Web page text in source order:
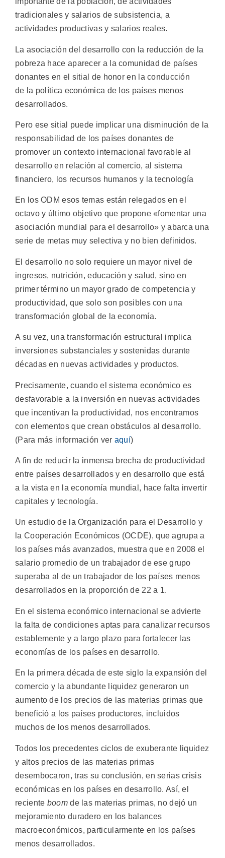
tradicionales y salarios de subsistencia, a
actividades productivas y salarios reales.
La asociación del desarrollo con la reducción de la
pobreza hace aparecer a la comunidad de países
donantes en el sitial de honor en la conducción
de la política económica de los países menos
desarrollados.
Pero ese sitial puede implicar una disminución de la
responsabilidad de los países donantes de
promover un contexto internacional favorable al
desarrollo en relación al comercio, al sistema
financiero, los recursos humanos y la tecnología
En los ODM esos temas están relegados en el
octavo y último objetivo que propone «fomentar una
asociación mundial para el desarrollo» y abarca una
serie de metas muy selectiva y no bien definidos.
El desarrollo no solo requiere un mayor nivel de
ingresos, nutrición, educación y salud, sino en
primer término un mayor grado de competencia y
productividad, que solo son posibles con una
transformación global de la economía.
A su vez, una transformación estructural implica
inversiones substanciales y sostenidas durante
décadas en nuevas actividades y productos.
Precisamente, cuando el sistema económico es
desfavorable a la inversión en nuevas actividades
que incentivan la productividad, nos encontramos
con elementos que crean obstáculos al desarrollo.
(Para más información ver aquí)
A fin de reducir la inmensa brecha de productividad
entre países desarrollados y en desarrollo que está
a la vista en la economía mundial, hace falta invertir
capitales y tecnología.
Un estudio de la Organización para el Desarrollo y
la Cooperación Económicos (OCDE), que agrupa a
los países más avanzados, muestra que en 2008 el
salario promedio de un trabajador de ese grupo
superaba al de un trabajador de los países menos
desarrollados en la proporción de 22 a 1.
En el sistema económico internacional se advierte
la falta de condiciones aptas para canalizar recursos
establemente y a largo plazo para fortalecer las
economías de los países en desarrollo.
En la primera década de este siglo la expansión del
comercio y la abundante liquidez generaron un
aumento de los precios de las materias primas que
benefició a los países productores, incluidos
muchos de los menos desarrollados.
Todos los precedentes ciclos de exuberante liquidez
y altos precios de las materias primas
desembocaron, tras su conclusión, en serias crisis
económicas en los países en desarrollo. Así, el
reciente boomde las materias primas, no dejó un
mejoramiento duradero en los balances
macroeconómicos, particularmente en los países
menos desarrollados.